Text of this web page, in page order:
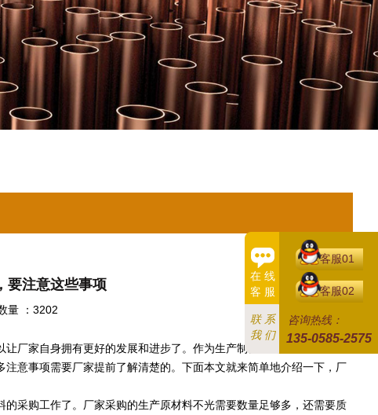
要注意这些事项
量 ：3202
厂家自身拥有更好的发展和进步了。作为生产制作厂家，进行产品的
意事项需要厂家提前了解清楚的。下面本文就来简单地介绍一下，厂
采购工作了。厂家采购的生产原材料不光需要数量足够多，还需要质
在 线
客 服
联 系
我 们
客服01
客服02
咨询热线：
135-0585-2575